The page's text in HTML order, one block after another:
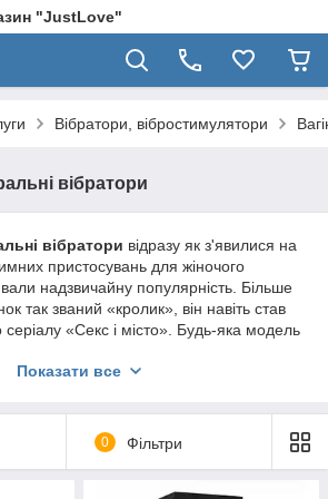
"JustLove"
Вібратори, вібростимулятори
вібратори
вібратори відразу як з'явилися на
пристосувань для жіночого
надзвичайну популярність. Більше
так званий «кролик», він навіть став
серіалу «Секс і місто». Будь-яка модель
особливостями, для того
кожною новою моделлю, яка є ще
та дієвою. Сучасні
вібратори
Показати все
0 Фільтри